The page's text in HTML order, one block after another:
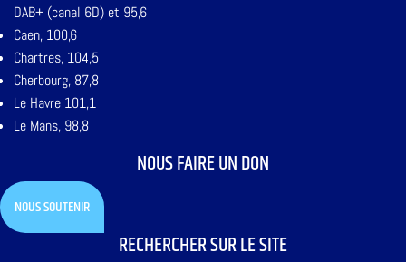
DAB+ (canal 6D) et 95,6
Caen, 100,6
Chartres, 104,5
Cherbourg, 87,8
Le Havre 101,1
Le Mans, 98,8
NOUS FAIRE UN DON
NOUS SOUTENIR
RECHERCHER SUR LE SITE